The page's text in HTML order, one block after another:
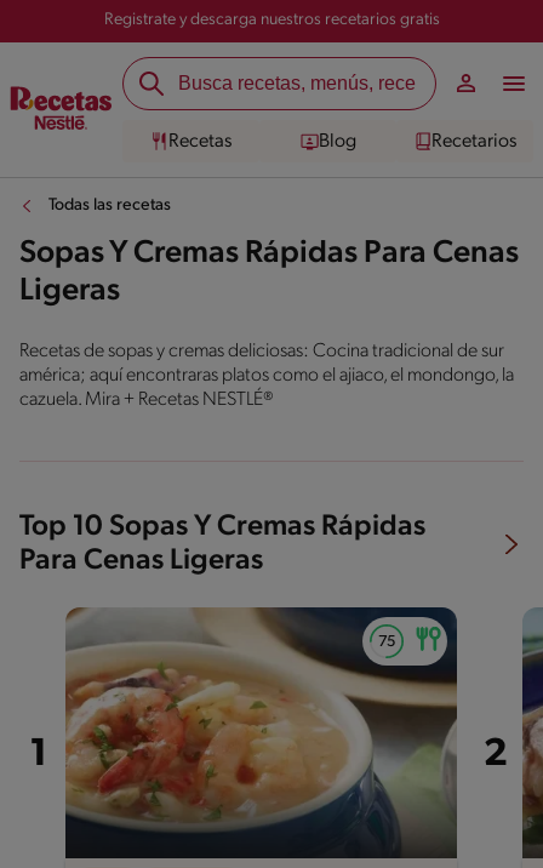
Registrate y descarga nuestros recetarios gratis
Recetas Blog Recetarios
Todas las recetas
Sopas Y Cremas Rápidas Para Cenas
Ligeras
Recetas de sopas y cremas deliciosas: Cocina tradicional de sur
américa; aquí encontraras platos como el ajiaco, el mondongo, la
cazuela. Mira + Recetas NESTLÉ®
Top 10 Sopas Y Cremas Rápidas
Para Cenas Ligeras